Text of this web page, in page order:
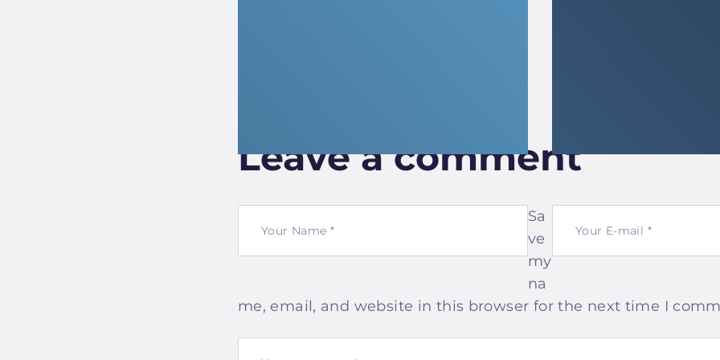
Leave a comment
Sa
ve
my
na
me, email, and website in this browser for the next time I